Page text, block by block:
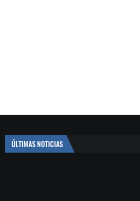
ÚLTIMAS NOTICIAS